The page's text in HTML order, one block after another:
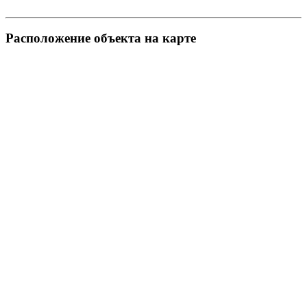
Pасположение объекта на карте